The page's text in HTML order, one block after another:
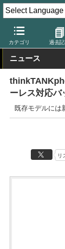
カテゴリ 過去
デジカメ Watch
ニュース
ーレス対応バ
既存モデルには
リ